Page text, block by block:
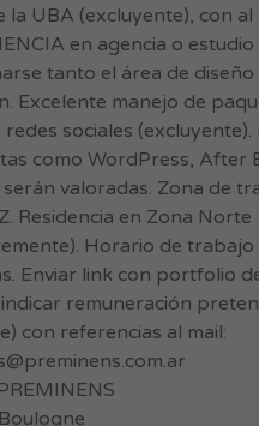
la UBA (excluyente), con
en agencia o
tanto el área de diseño
Excelente manejo de
redes sociales
como WordPress, After
valoradas. Zona de
Residencia en Zona Norte
Horario de trabajo
Enviar link con portfolio
indicar remuneración
con referencias al mail:
PREMINENS
Boulogne